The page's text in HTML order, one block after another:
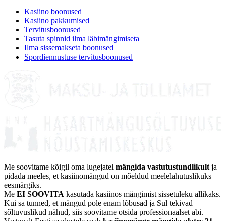
Kasiino boonused
Kasiino pakkumised
Tervitusboonused
Tasuta spinnid ilma läbimängimiseta
Ilma sissemakseta boonused
Spordiennustuse tervitusboonused
Me soovitame kõigil oma lugejatel mängida vastutustundlikult ja
pidada meeles, et kasiinomängud on mõeldud meelelahutuslikuks
eesmärgiks.
Me EI SOOVITA kasutada kasiinos mängimist sissetuleku allikaks.
Kui sa tunned, et mängud pole enam lõbusad ja Sul tekivad
sõltuvuslikud nähud, siis soovitame otsida professionaalset abi.